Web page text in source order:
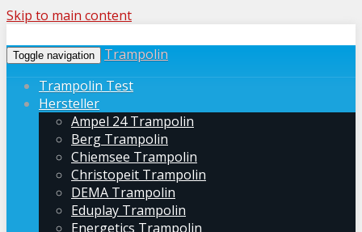
Skip to main content
Toggle navigation
Trampolin
Trampolin Test
Hersteller
Ampel 24 Trampolin
Berg Trampolin
Chiemsee Trampolin
Christopeit Trampolin
DEMA Trampolin
Eduplay Trampolin
Energetics Trampolin